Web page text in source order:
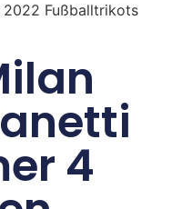
Fußballtrikots
4